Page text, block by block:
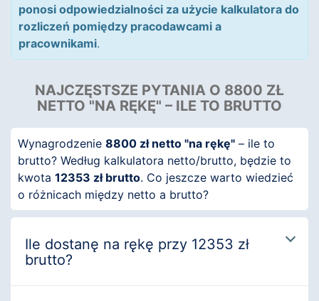
ponosi odpowiedzialności za użycie kalkulatora do
rozliczeń pomiędzy pracodawcami a
pracownikami.
NAJCZĘSTSZE PYTANIA O 8800 ZŁ
NETTO "NA RĘKĘ" – ILE TO BRUTTO
Wynagrodzenie 8800 zł netto "na rękę" – ile to
brutto? Według kalkulatora netto/brutto, będzie to
kwota 12353 zł brutto. Co jeszcze warto wiedzieć
o różnicach między netto a brutto?
Ile dostanę na rękę przy 12353 zł
brutto?